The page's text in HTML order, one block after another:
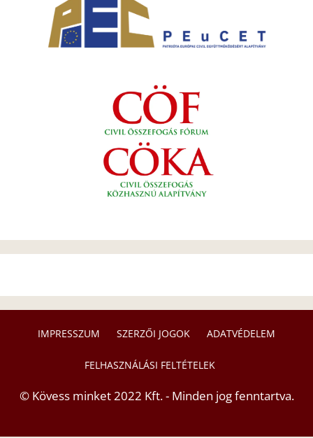
IMPRESSZUM SZERZŐI JOGOK ADATVÉDELEM
FELHASZNÁLÁSI FELTÉTELEK
© Kövess minket 2022 Kft. - Minden jog fenntartva.